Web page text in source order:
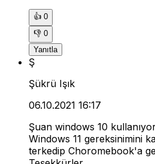
👍 0
👎 0
Yanıtla
Ş
Şükrü Işık
06.10.2021 16:17
Şuan windows 10
Windows 11 gereksinimini
terkedip Choromebook'a